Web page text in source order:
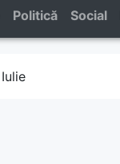
Politică Social
Iulie